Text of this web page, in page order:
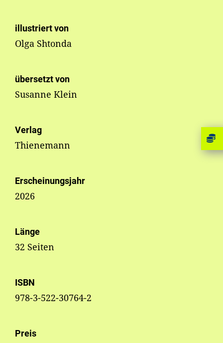
illustriert von
Olga Shtonda
übersetzt von
Susanne Klein
Verlag
Thienemann
Erscheinungsjahr
2026
Länge
32 Seiten
ISBN
978-3-522-30764-2
Preis